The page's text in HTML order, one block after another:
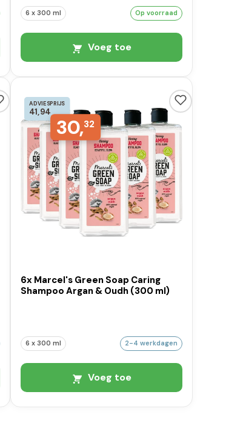
6 x 300 ml Op voorraad
Voeg toe
ADVIESPRIJS
41,94
30,32
6x Marcel's Green Soap Caring
Shampoo Argan & Oudh (300 ml)
6 x 300 ml 2-4 werkdagen
Voeg toe